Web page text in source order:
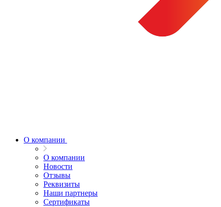
О компании
О компании
Новости
Отзывы
Реквизиты
Наши партнеры
Сертификаты